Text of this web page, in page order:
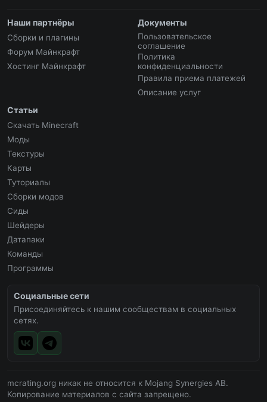
Наши партнёры
Сборки и плагины
Форум Майнкрафт
Хостинг Майнкрафт
Документы
Пользовательское
соглашение
Политика
конфиденциальности
Правила приема платежей
Описание услуг
Статьи
Скачать Minecraft
Моды
Текстуры
Карты
Туториалы
Сборки модов
Сиды
Шейдеры
Датапаки
Команды
Программы
Социальные сети
Присоединяйтесь к нашим сообществам в социальных
сетях.
mcrating.org никак не относится к Mojang Synergies AB.
Копирование материалов с сайта запрещено.